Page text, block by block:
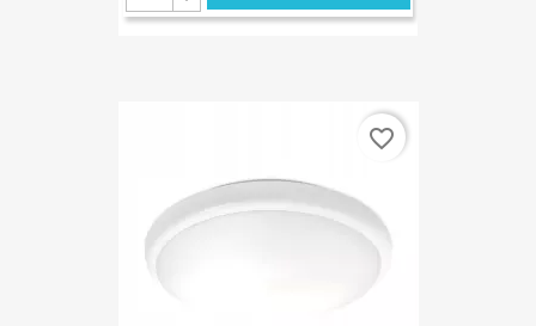
favorite_border